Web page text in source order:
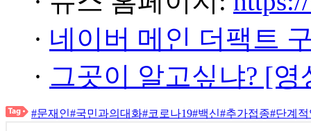
· 네이버 메인 더팩트
· 그곳이 알고싶냐? [
#문재인#국민과의대화#코로나19#백신#추가접종#단계